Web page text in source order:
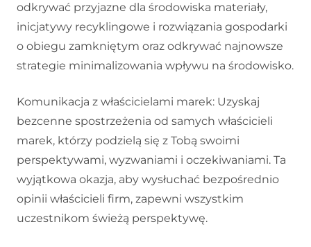
odkrywać przyjazne dla środowiska materiały,
inicjatywy recyklingowe i rozwiązania gospodarki
o obiegu zamkniętym oraz odkrywać najnowsze
strategie minimalizowania wpływu na środowisko.
Komunikacja z właścicielami marek: Uzyskaj
bezcenne spostrzeżenia od samych właścicieli
marek, którzy podzielą się z Tobą swoimi
perspektywami, wyzwaniami i oczekiwaniami. Ta
wyjątkowa okazja, aby wysłuchać bezpośrednio
opinii właścicieli firm, zapewni wszystkim
uczestnikom świeżą perspektywę.